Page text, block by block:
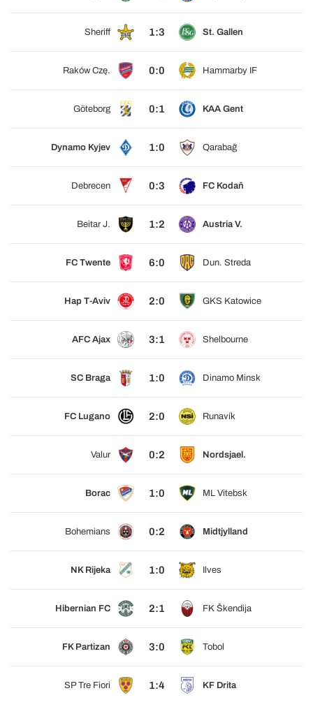
Sheriff 1:3 St. Gallen
Raków Czę. 0:0 Hammarby IF
Göteborg 0:1 KAA Gent
Dynamo Kyjev 1:0 Qarabağ
Debrecen 0:3 FC Kodaň
Beitar J. 1:2 Austria V.
FC Twente 6:0 Dun. Streda
Hap T-Aviv 2:0 GKS Katowice
AFC Ajax 3:1 Shelbourne
SC Braga 1:0 Dinamo Minsk
FC Lugano 2:0 Runavík
Valur 0:2 Nordsjael.
Borac 1:0 ML Vitebsk
Bohemians 0:2 Midtjylland
NK Rijeka 1:0 Ilves
Hibernian FC 2:1 FK Škendija
FK Partizan 3:0 Tobol
SP Tre Fiori 1:4 KF Drita